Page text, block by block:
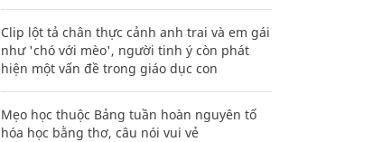
Clip lột tả chân thực cảnh anh trai và em gái
như 'chó với mèo', người tinh ý còn phát
hiện một vấn đề trong giáo dục con
Mẹo học thuộc Bảng tuần hoàn nguyên tố
hóa học bằng thơ, câu nói vui vẻ